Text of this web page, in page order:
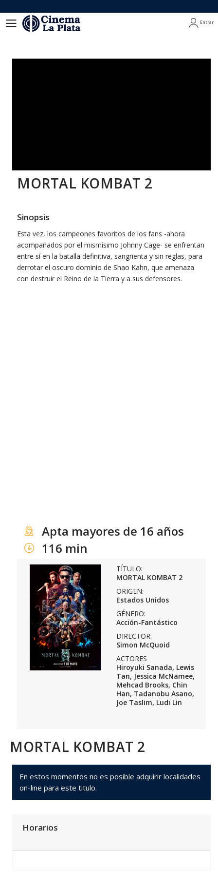
Entrar
MORTAL KOMBAT 2
Sinopsis
Esta vez, los campeones favoritos de los fans -ahora
acompañados por el mismísimo Johnny Cage- se enfrentan
entre sí en la batalla definitiva, sangrienta y sin reglas, para
derrotar el oscuro dominio de Shao Kahn, que amenaza
con destruir el Reino de la Tierra y a sus defensores.
Apta mayores de 16 años
116 min
TÍTULO:
MORTAL KOMBAT 2
ORIGEN:
Estados Unidos
GÉNERO:
Acción-Fantástico
DIRECTOR:
Simon McQuoid
ACTORES
Hiroyuki Sanada, Lewis
Tan, Jessica McNamee,
Mehcad Brooks, Chin
Han, Tadanobu Asano,
Joe Taslim, Ludi Lin
MORTAL KOMBAT 2
En estos momentos no es posible adquirir localidades
on-line para este titulo.
Horarios